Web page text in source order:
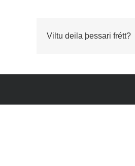
Viltu deila þessari frétt?